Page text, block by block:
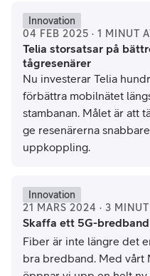
utrustning.
Innovation
04 FEB 2025 · 1 MINUT
Telia storsatsar på
tågresenärer
Nu investerar Telia
förbättra mobilnätet
stambanan. Målet är att
ge resenärerna
uppkoppling.
Innovation
21 MARS 2024 · 3
Skaffa ett 5G-
Fiber är inte längre det
bra bredband. Med vårt